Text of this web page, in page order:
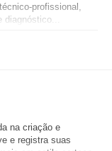
profissional,
na criação e
e registra suas